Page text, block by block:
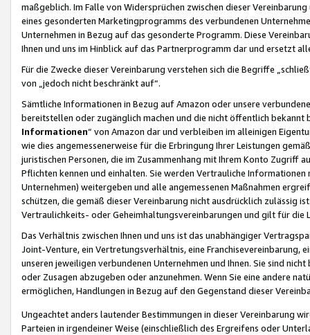
maßgeblich. Im Falle von Widersprüchen zwischen dieser
eines gesonderten Marketingprogramms des verbundenen
Unternehmen in Bezug auf das gesonderte Programm. Diese
Ihnen und uns im Hinblick auf das Partnerprogramm dar und ersetzt
Für die Zwecke dieser Vereinbarung verstehen sich die Begriffe
von „jedoch nicht beschränkt auf“.
Sämtliche Informationen in Bezug auf Amazon oder unsere
bereitstellen oder zugänglich machen und die nicht öffentlich
Informationen“ von Amazon dar und verbleiben im alleinigen
wie dies angemessenerweise für die Erbringung Ihrer Leistungen
juristischen Personen, die im Zusammenhang mit Ihrem Konto
Pflichten kennen und einhalten. Sie werden Vertrauliche
Unternehmen) weitergeben und alle angemessenen Maßnahmen
schützen, die gemäß dieser Vereinbarung nicht ausdrücklich zulässig
Vertraulichkeits- oder Geheimhaltungsvereinbarungen und gilt für die
Das Verhältnis zwischen Ihnen und uns ist das unabhängiger
Joint-Venture, ein Vertretungsverhältnis, eine Franchisevereinbarung,
unseren jeweiligen verbundenen Unternehmen und Ihnen. Sie sind
oder Zusagen abzugeben oder anzunehmen. Wenn Sie eine andere
ermöglichen, Handlungen in Bezug auf den Gegenstand dieser
Ungeachtet anders lautender Bestimmungen in dieser Vereinbarung
Parteien in irgendeiner Weise (einschließlich des Ergreifens oder